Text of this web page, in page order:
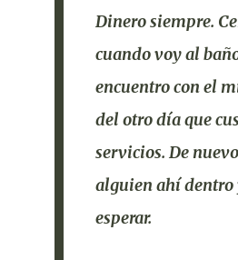
Dinero siempre.
cuando voy al
encuentro con el
del otro día que
servicios. De
alguien ahí dentro
esperar.